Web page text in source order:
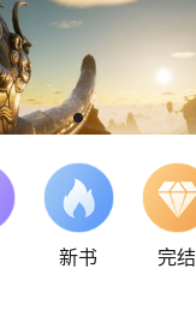
新书 完结